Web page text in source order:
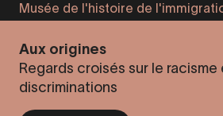
Aller
contenu
principal
Musée de l'histoire de
Aux origines
Regards croisés sur le racisme
discriminations